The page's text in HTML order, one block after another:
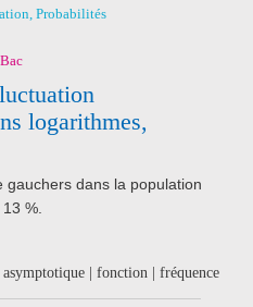
Probabilités
Bac
logarithmes,
gauchers dans la population
%.
| fonction | fréquence